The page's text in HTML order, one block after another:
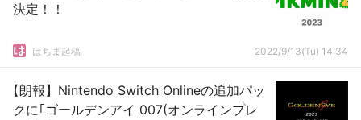
決定！！
はちま起稿 2022/9/13(Tu) 14:34
【朗報】Nintendo Switch Onlineの追加パッ
クに｢ゴールデンアイ 007(オンラインプレ